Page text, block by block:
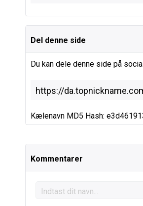
Del denne side
Du kan dele denne side på
Kælenavn MD5 Hash:
Kommentarer